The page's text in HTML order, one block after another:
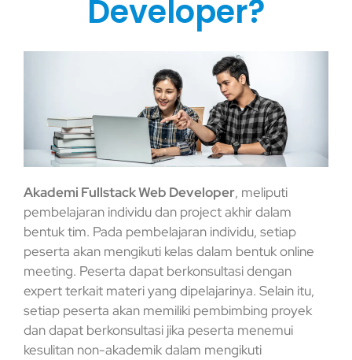
Developer?
Akademi Fullstack Web Developer, meliputi
pembelajaran individu dan project akhir dalam
bentuk tim. Pada pembelajaran individu, setiap
peserta akan mengikuti kelas dalam bentuk online
meeting. Peserta dapat berkonsultasi dengan
expert terkait materi yang dipelajarinya. Selain itu,
setiap peserta akan memiliki pembimbing proyek
dan dapat berkonsultasi jika peserta menemui
kesulitan non-akademik dalam mengikuti